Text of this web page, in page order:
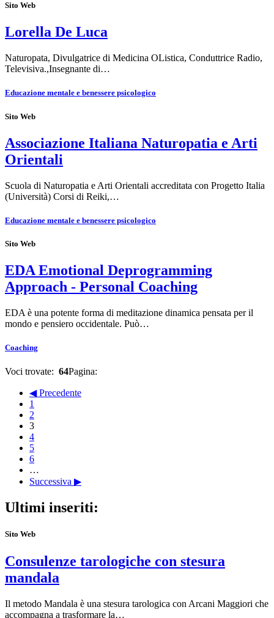
Sito Web
Lorella De Luca
Naturopata, Divulgatrice di Medicina OListica, Conduttrice Radio,
Televisiva.,Insegnante di…
Educazione mentale e benessere psicologico
Sito Web
Associazione Italiana Naturopatia e Arti
Orientali
Scuola di Naturopatia e Arti Orientali accreditata con Progetto Italia
(Università) Corsi di Reiki,…
Educazione mentale e benessere psicologico
Sito Web
EDA Emotional Deprogramming
Approach - Personal Coaching
EDA è una potente forma di meditazione dinamica pensata per il
mondo e pensiero occidentale. Può…
Coaching
Voci trovate: 64Pagina:
◀ Precedente
1
2
3
4
5
6
…
Successiva ▶
Ultimi inseriti:
Sito Web
Consulenze tarologiche con stesura
mandala
Il metodo Mandala è una stesura tarologica con Arcani Maggiori che
accompagna a trasformare la…